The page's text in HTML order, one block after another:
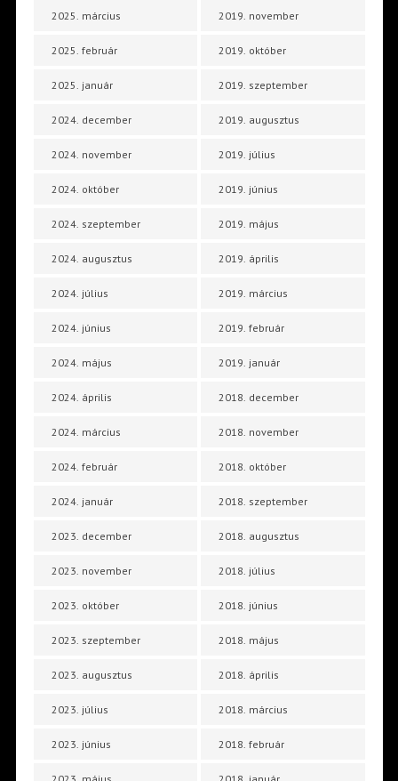
2025. március
2025. február
2025. január
2024. december
2024. november
2024. október
2024. szeptember
2024. augusztus
2024. július
2024. június
2024. május
2024. április
2024. március
2024. február
2024. január
2023. december
2023. november
2023. október
2023. szeptember
2023. augusztus
2023. július
2023. június
2019. november
2019. október
2019. szeptember
2019. augusztus
2019. július
2019. június
2019. május
2019. április
2019. március
2019. február
2019. január
2018. december
2018. november
2018. október
2018. szeptember
2018. augusztus
2018. július
2018. június
2018. május
2018. április
2018. március
2018. február